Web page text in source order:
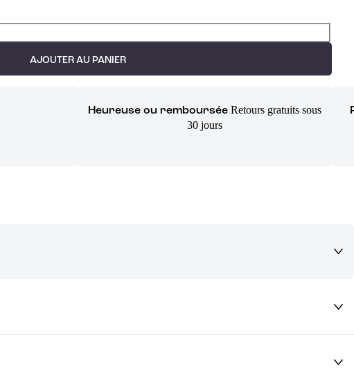
AJOUTER AU PANIER
Heureuse ou remboursée Retours gratuits sous
30 jours